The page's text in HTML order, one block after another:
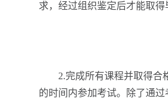
求，经过组织鉴定后才能取得
2.完成所有课程并取得合格
的时间内参加考试。除了通